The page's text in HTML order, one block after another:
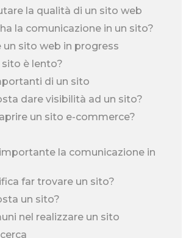
la qualità di un sito web
la comunicazione in un sito?
un sito web in progress
sito è lento?
di un sito
dare visibilità ad un sito?
un sito e-commerce?
la comunicazione in
far trovare un sito?
un sito?
nel realizzare un sito